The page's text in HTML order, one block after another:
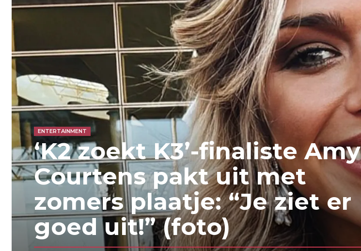
ENTERTAINMENT
‘K2 zoekt K3’-finaliste Amy
Courtens pakt uit met
zomers plaatje: “Je ziet er
goed uit!” (foto)